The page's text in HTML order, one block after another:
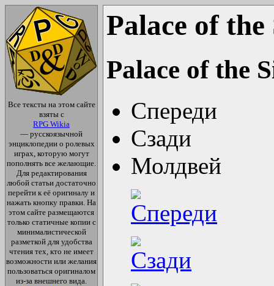
Все тексты на этом сайте
взяты с
RPG Wikia
— русскоязычной
энциклопедии о ролевых
играх, которую могут
пополнять все желающие.
Для редактирования
любой статьи достаточно
перейти к её оригиналу и
нажать кнопку правки. На
этом сайте размещаются
только статичные копии с
минималистической
разметкой для удобства
чтения тех, кто не имеет
возможности или желания
пользоваться оригиналом
из-за внешнего вида.
Palace of
Palace of the
Спереди
Сзади
Молдвей